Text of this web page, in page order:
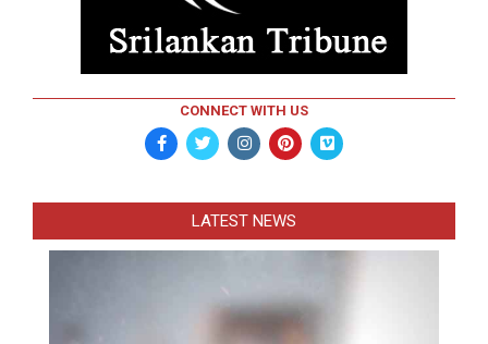
CONNECT WITH US
LATEST NEWS